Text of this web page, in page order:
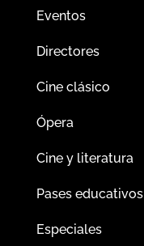
Eventos
Directores
Cine clásico
Ópera
Cine y literatura
Pases educativos
Especiales